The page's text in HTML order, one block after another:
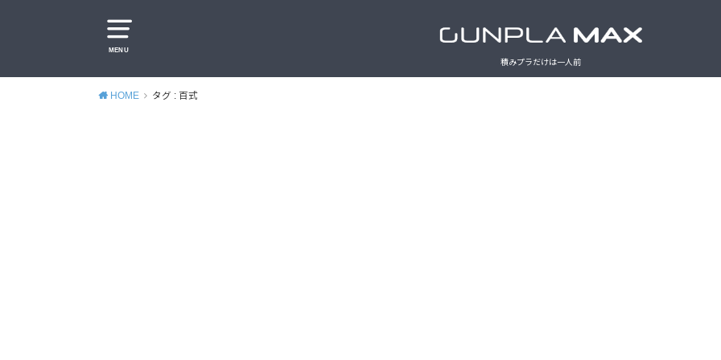
MENU
積みプラだけは一人前
HOME タグ : 百式